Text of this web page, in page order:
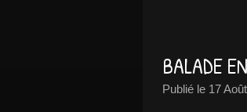
BALADE
Publié le 17